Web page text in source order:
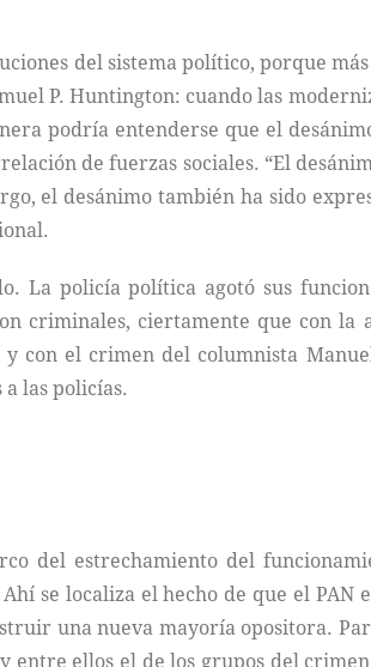
del sistema político, porque
P. Huntington: cuando las
podría entenderse que el
de fuerzas sociales. “El
el desánimo también ha sido
La policía política agotó sus
criminales, ciertamente que con la
con el crimen del columnista
las policías.
del estrechamiento del
se localiza el hecho de que el PAN
una nueva mayoría opositora.
entre ellos el de los grupos del